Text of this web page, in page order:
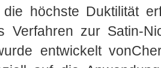
die höchste Duktilität
Verfahren zur Satin-
entwickelt